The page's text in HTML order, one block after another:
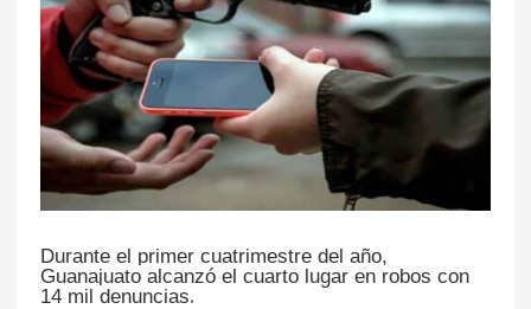
Durante el primer cuatrimestre del año,
Guanajuato alcanzó el cuarto lugar en robos con
14 mil denuncias.